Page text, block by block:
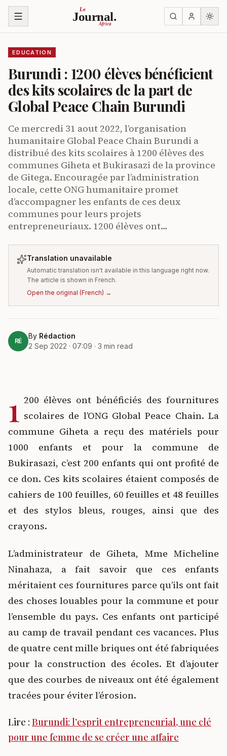
Skip to content Le
Journal.
Africa
EDUCATION
Burundi : 1200 élèves bénéficient
des kits scolaires de la part de
Global Peace Chain Burundi
Ce mercredi 31 aout 2022, l’organisation
humanitaire Global Peace Chain Burundi a
distribué des kits scolaires à 1200 élèves des
communes Giheta et Bukirasazi de la province
de Gitega. Encouragée par l’administration
locale, cette ONG humanitaire promet
d’accompagner les enfants de ces deux
communes pour leurs projets
entrepreneuriaux. 1200 élèves ont…
Translation unavailable
Automatic translation isn't available in this language right now.
The article is shown in French.
Open the original (French) →
RÉ
By Rédaction
2 Sep 2022 · 07:09 · 3 min read
1 200 élèves ont bénéficiés des fournitures
scolaires de l’ONG Global Peace Chain. La
commune Giheta a reçu des matériels pour
1000 enfants et pour la commune de
Bukirasazi, c’est 200 enfants qui ont profité de
ce don. Ces kits scolaires étaient composés de
cahiers de 100 feuilles, 60 feuilles et 48 feuilles
et des stylos bleus, rouges, ainsi que des
crayons.
L’administrateur de Giheta, Mme Micheline
Ninahaza, a fait savoir que ces enfants
méritaient ces fournitures parce qu’ils ont fait
des choses louables pour la commune et pour
l’ensemble du pays. Ces enfants ont participé
au camp de travail pendant ces vacances. Plus
de quatre cent mille briques ont été fabriquées
pour la construction des écoles. Et d’ajouter
que des courbes de niveaux ont été également
tracées pour éviter l’érosion.
Lire : Burundi: l’esprit entrepreneurial, une clé
pour une femme de se créer une affaire